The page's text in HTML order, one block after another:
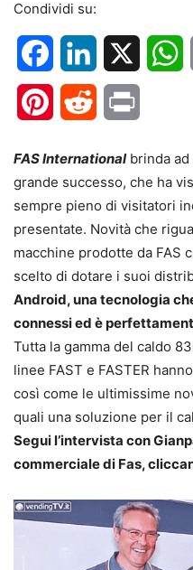
Condividi su:
FacebookLinkedIn
PinterestReddit
FAS Internationalbrinda ad
grande successo, che ha
sempre pieno di visitatori
presentate. Novità che
macchine prodotte da FAS
scelto di dotare i suoi
Android, una tecnologia
connessi ed è
Tutta la gamma del caldo
linee FAST e FASTER
così come le ultimissime
quali una soluzione per il
Segui l’intervista con
commerciale di Fas,